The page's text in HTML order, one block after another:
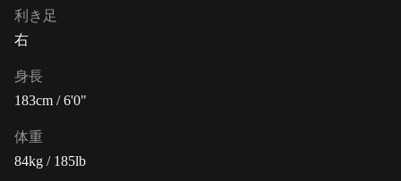
利き足
右
身長
183cm / 6'0"
体重
84kg / 185lb